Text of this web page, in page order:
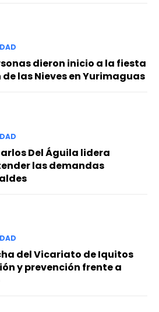
Planesdieron inicio a la fiesta
las Nieves en Yurimaguas
Del Águila lidera
las demandas
del Vicariato de Iquitos
y prevención frente a